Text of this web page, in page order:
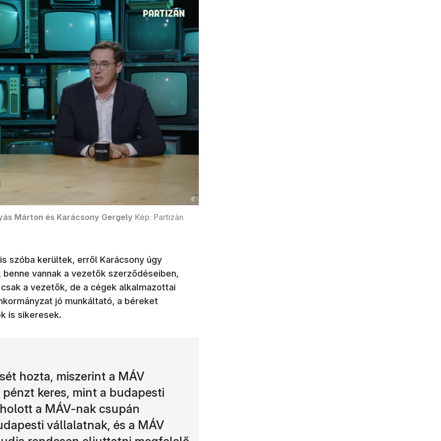
Márton és Karácsony Gergely Kép: Partizán
szóba kerültek, erről Karácsony úgy
vannak a vezetők szerződéseiben,
a vezetők, de a cégek alkalmazottai
jó munkáltató, a béreket
is sikeresek.
hozta, miszerint a MÁV
keres, mint a budapesti
a MÁV-nak csupán
vállalatnak, és a MÁV